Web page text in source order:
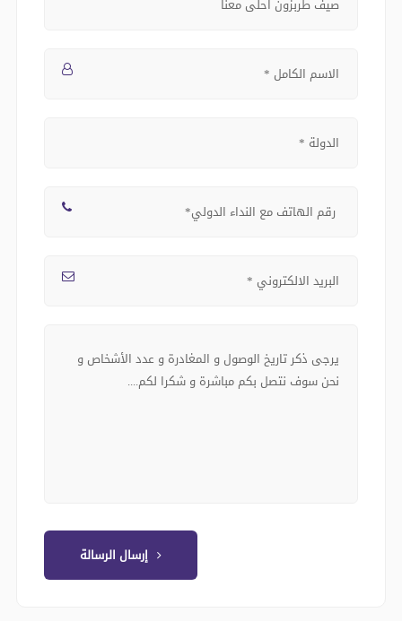
إرسال الرسالة